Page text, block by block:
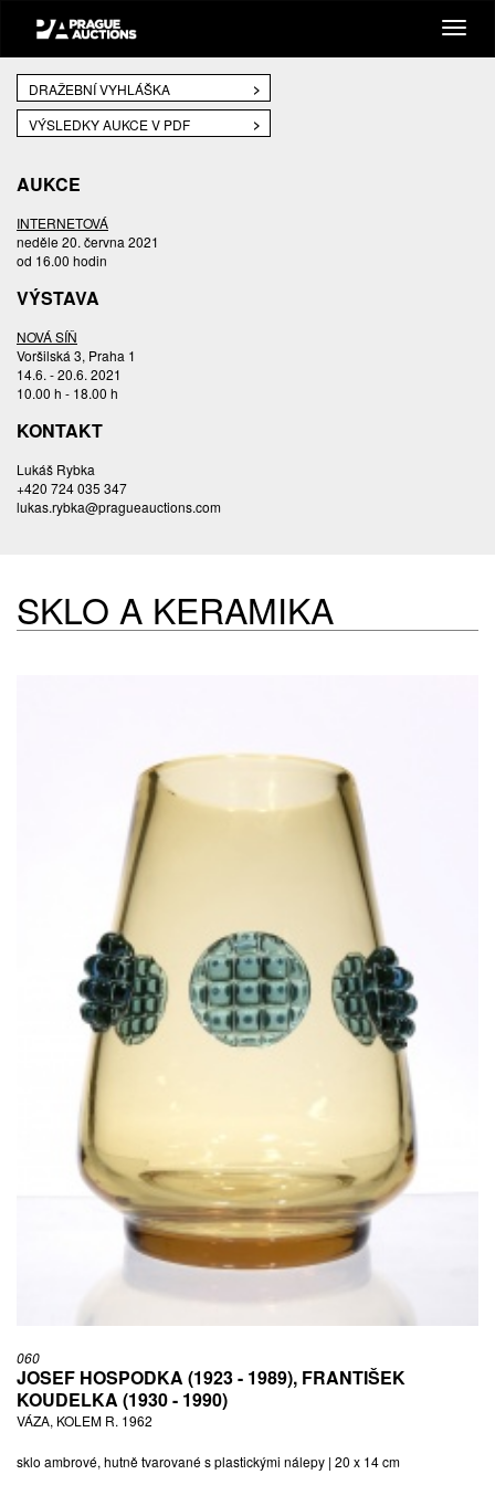
DRAŽEBNÍ VYHLÁŠKA
VÝSLEDKY AUKCE V PDF
AUKCE
INTERNETOVÁ
neděle 20. června 2021
od 16.00 hodin
VÝSTAVA
NOVÁ SÍŇ
Voršilská 3, Praha 1
14.6. - 20.6. 2021
10.00 h - 18.00 h
KONTAKT
Lukáš Rybka
+420 724 035 347
lukas.rybka@pragueauctions.com
SKLO A KERAMIKA
060
JOSEF HOSPODKA (1923 - 1989), FRANTIŠEK
KOUDELKA (1930 - 1990)
VÁZA, KOLEM R. 1962
sklo ambrové, hutně tvarované s plastickými nálepy | 20 x 14 cm